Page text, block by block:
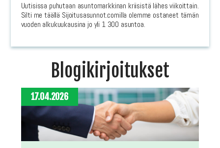
Uutisissa puhutaan asuntomarkkinan kriisistä lähes viikoittain.
Silti me täällä Sijoitusasunnot.comilla olemme ostaneet tämän
vuoden alkukuukausina jo yli 1 300 asuntoa.
Blogikirjoitukset
17.04.2026